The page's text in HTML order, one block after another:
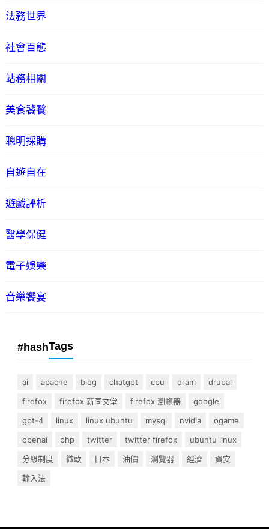
法務世界
社會百態
站務相關
美食饕餮
聰明採購
自遊自在
遊戲評析
醫學保健
電子娛樂
音樂饗宴
#hashTags
ai apache blog chatgpt cpu dram
drupal
firefox
firefox 新同文堂 firefox 瀏覽器
google
gpt-4
linux linux ubuntu mysql nvidia
ogame
openai
php twitter twitter firefox
ubuntu linux
分級制度
微軟 日本 油價 瀏覽器 經濟
資安
輸入法